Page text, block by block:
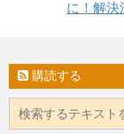
に！解決
購読する